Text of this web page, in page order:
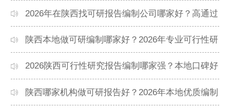
制单位推荐
2026年在陕西找可研报告编制公司哪家好？高通过
率机构盘点
陕西本地做可研编制哪家好？2026年专业可行性研
究机构精选
2026陕西可行性研究报告编制哪家强？本地口碑好
的公司推荐
陕西哪家机构做可研报告好？2026年本地优质编制